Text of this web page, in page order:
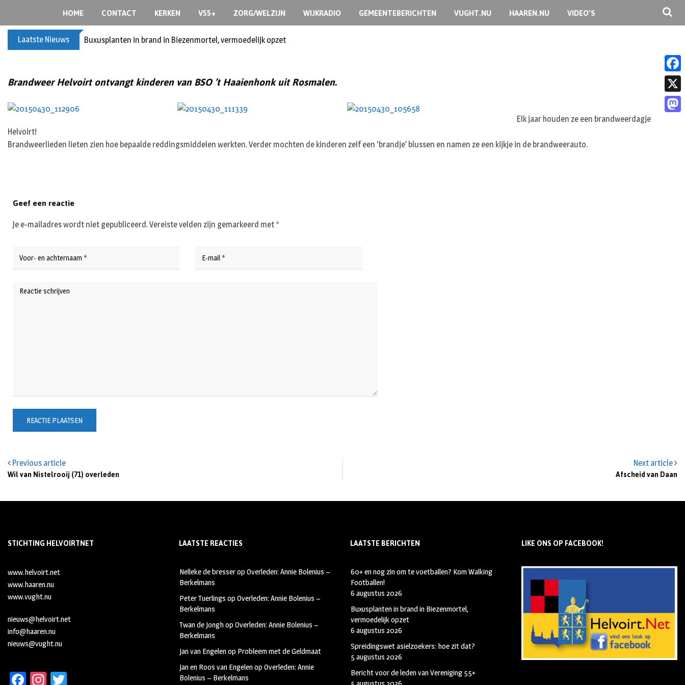
HOME CONTACT KERKEN V55+ ZORG/WELZIJN WIJKRADIO GEMEENTEBERICHTEN VUGHT.NU HAAREN.NU VIDEO’S
Laatste Nieuws Buxusplanten in brand in Biezenmortel, vermoedelijk opzet
Brandweer Helvoirt ontvangt kinderen van BSO ’t Haaienhonk uit Rosmalen.
Elk jaar houden ze een brandweerdagje
Helvoirt!
Brandweerlieden lieten zien hoe bepaalde reddingsmiddelen werkten. Verder mochten de kinderen zelf een ‘brandje’ blussen en namen ze een kijkje in de brandweerauto.
Previous article
Wil van Nistelrooij (71) overleden
Next article
Afscheid van Daan
Geef een reactie
Je e-mailadres wordt niet gepubliceerd.Vereiste velden zijn gemarkeerd met *
STICHTING HELVOIRTNET
www.helvoirt.net
www.haaren.nu
www.vught.nu
nieuws@helvoirt.net
info@haaren.nu
nieuws@vught.nu
Fa In
LAATSTE REACTIES
Nelleke de bresseropOverleden: Annie Bolenius –
Berkelmans
Peter Tuerlings opOverleden: Annie Bolenius –
Berkelmans
Twan de JonghopOverleden: Annie Bolenius –
Berkelmans
Jan van Engelenop Probleem met de Geldmaat
Jan en Roos van EngelenopOverleden: Annie
Bolenius – Berkelmans
LAATSTE BERICHTEN
60+ en nog zin om te voetballen? Kom Walking
Footballen!
6 augustus 2026
Buxusplanten in brand in Biezenmortel,
vermoedelijk opzet
6 augustus 2026
Spreidingswet asielzoekers: hoe zit dat?
5 augustus 2026
Bericht voor de leden van Vereniging 55+
LIKE ONS OP FACEBOOK!
F
a
c
X